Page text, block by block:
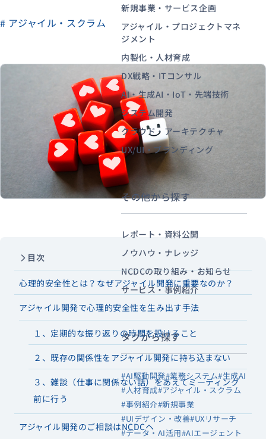
資料ダウンロード お問い合わせ
# アジャイル・スクラム
目次
心理的安全性とは？なぜアジャイル開発に重要なのか？
アジャイル開発で心理的安全性を生み出す手法
１、定期的な振り返りの時間を設けること
２、既存の関係性をアジャイル開発に持ち込まない
３、雑談（仕事に関係ない話）をあえてミーティング
前に行う
アジャイル開発のご相談はNCDCヘ
新規事業・サービス企画
アジャイル・プロジェクトマネ
ジメント
内製化・人材育成
DX戦略・ITコンサル
AI・生成AI・IoT・先端技術
システム開発
クラウド・アーキテクチャ
UX/UI・ブランディング
その他から探す
レポート・資料公開
ノウハウ・ナレッジ
NCDCの取り組み・お知らせ
サービス・事例紹介
タグから探す
#AI駆動開発#業務システム#生成AI
#人材育成#アジャイル・スクラム
#事例紹介#新規事業
#UIデザイン・改善#UXリサーチ
#データ・AI活用#AIエージェント